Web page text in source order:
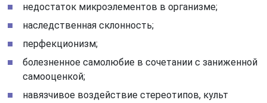
недостаток микроэлементов в организме;
наследственная склонность;
перфекционизм;
болезненное самолюбие в сочетании с заниженной
самооценкой;
навязчивое воздействие стереотипов, культ